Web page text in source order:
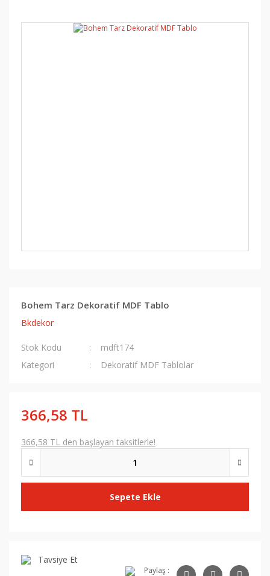
Bohem Tarz Dekoratif MDF Tablo
Bkdekor
Stok Kodu
mdft174
Kategori
Dekoratif MDF Tablolar
366,58 TL
366,58 TL den başlayan taksitlerle!
Sepete Ekle
Tavsiye Et
Paylaş :